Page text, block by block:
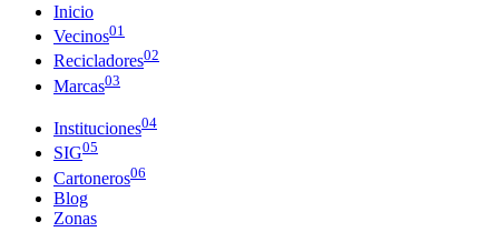
Inicio
Vecinos01
Recicladores02
Marcas03
Instituciones04
SIG05
Cartoneros06
Blog
Zonas